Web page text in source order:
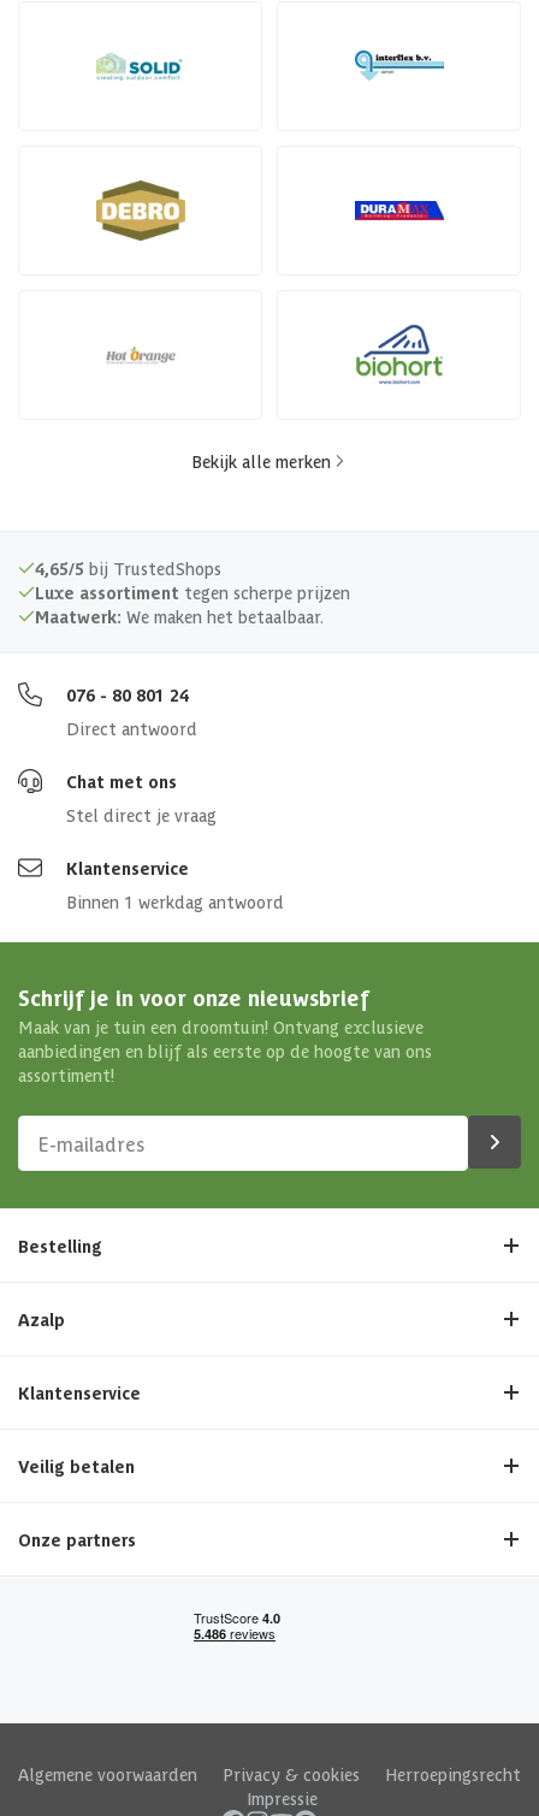
Bekijk alle merken
4,65/5 bij TrustedShops
Luxe assortiment tegen scherpe prijzen
Maatwerk: We maken het betaalbaar.
076 - 80 801 24
Direct antwoord
Chat met ons
Stel direct je vraag
Klantenservice
Binnen 1 werkdag antwoord
Schrijf je in voor onze nieuwsbrief
Maak van je tuin een droomtuin! Ontvang exclusieve
aanbiedingen en blijf als eerste op de hoogte van ons
assortiment!
Bestelling
Azalp
Klantenservice
Veilig betalen
Onze partners
Algemene voorwaarden Privacy & cookies
Herroepingsrecht
Impressie